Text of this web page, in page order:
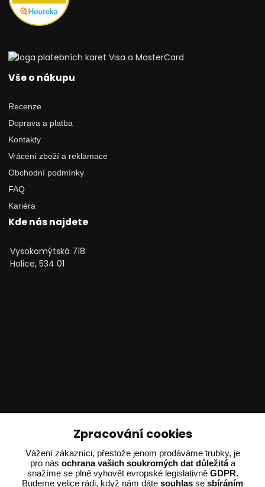
Vše o nákupu
Recenze
Doprava a platba
Kontakty
Vrácení zboží a reklamace
Obchodní podmínky
FAQ
Kariéra
Kde nás najdete
Vysokomýtská 718
Holice, 534 01
Technické poradenství
Ing. Adam Dvořák
+420 602 234 254
(Po-Pá 8:00 - 15:00)
Zpracování cookies
Vážení zákazníci, přestože jenom prodáváme trubky, je
pro nás ochrana vašich soukromých dat důležitáa
snažíme se plně vyhovět evropské legislativně GDPR.
Budeme velice rádi, když nám dáte souhlas se sbíráním